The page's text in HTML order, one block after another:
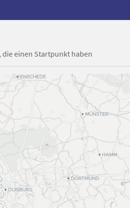
die einen Startpunkt haben